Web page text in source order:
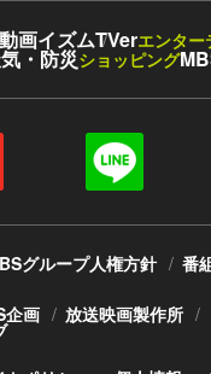
画イズムTVerエンター
・防災ショッピング
グループ人権方針 番
企画 放送映画製作所